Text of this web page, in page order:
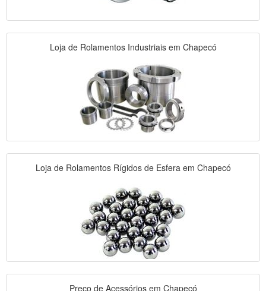
Loja de Rolamentos Industriais em Chapecó
Loja de Rolamentos Rígidos de Esfera em Chapecó
Preço de Acessórios em Chapecó